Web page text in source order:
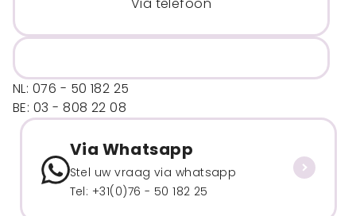
NL: 076 - 50 182 25
BE: 03 - 808 22 08
Via Whatsapp
Stel uw vraag via whatsapp
Tel: +31(0)76 - 50 182 25